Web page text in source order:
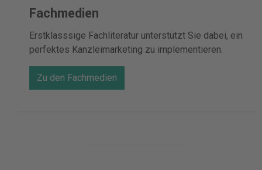
Fachmedien
Erstklasssige Fachliteratur unterstützt Sie dabei, ein
perfektes Kanzleimarketing zu implementieren.
Zu den Fachmedien